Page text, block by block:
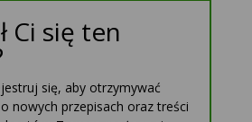
Ci się ten
się, aby otrzymywać
nowych przepisach oraz treści